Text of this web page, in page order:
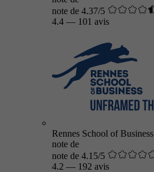
note de 4.37/5
4.4 — 101 avis
Rennes School of Business
note de
note de 4.15/5
4.2 — 192 avis